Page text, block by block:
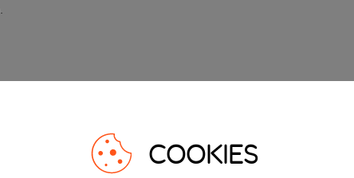
.
COOKIES